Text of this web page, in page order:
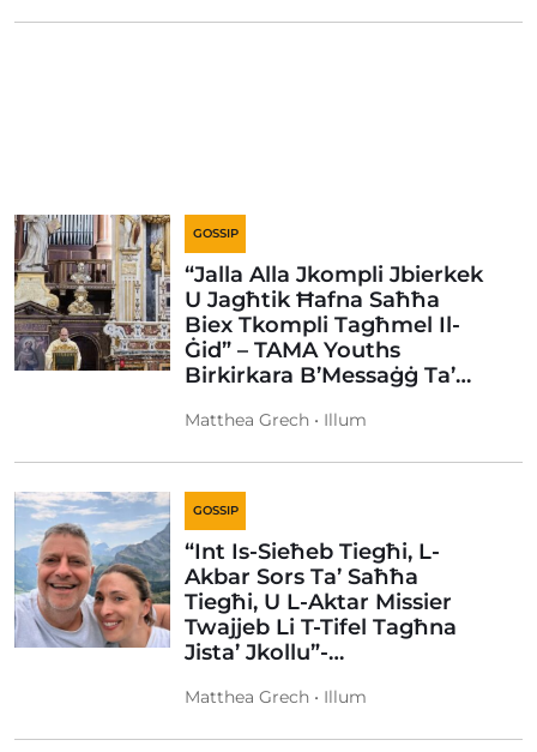
GOSSIP
“Jalla Alla Jkompli Jbierkek
U Jagħtik Ħafna Saħħa
Biex Tkompli Tagħmel Il-
Ġid” – TAMA Youths
Birkirkara B’Messaġġ Ta’…
Matthea Grech • Illum
GOSSIP
“Int Is-Sieħeb Tiegħi, L-
Akbar Sors Ta’ Saħħa
Tiegħi, U L-Aktar Missier
Twajjeb Li T-Tifel Tagħna
Jista’ Jkollu”-…
Matthea Grech • Illum